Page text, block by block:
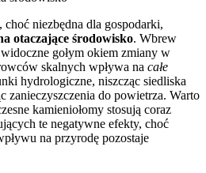
choć niezbędna dla gospodarki,
otaczające środowisko. Wbrew
gołym okiem zmiany w
skalnych wpływa na całe
hydrologiczne, niszcząc siedliska
zanieczyszczenia do powietrza. Warto
kamieniołomy stosują coraz
te negatywne efekty, choć
na przyrodę pozostaje